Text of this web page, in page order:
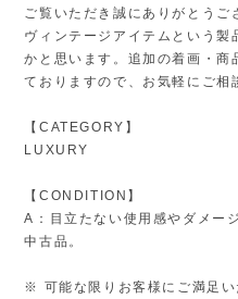
ご覧いただき誠にありがとうご
ヴィンテージアイテムという製
かと思います。追加の着画・商
ておりますので、お気軽にご相
【CATEGORY】
LUXURY
【CONDITION】
A：目立たない使用感やダメー
中古品。
※ 可能な限りお客様にご満足